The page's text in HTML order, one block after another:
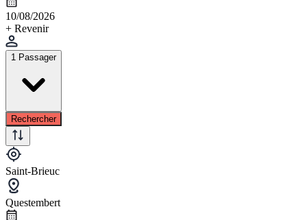
10/08/2026
+ Revenir
1 Passager
Rechercher
Saint-Brieuc
Questembert